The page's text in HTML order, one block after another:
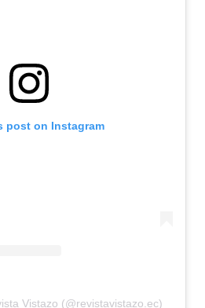
post on Instagram
Vistazo (@revistavistazo.ec)